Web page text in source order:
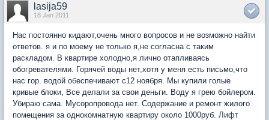
lasija59
18 Jan 2011
Нас постоянно кидают,очень много вопросов и не возможно найти
ответов. я и по моему не только я,не согласна с таким
раскладом. В квартире холодно,я лично отапливаясь
обогревателями. Горячей воды нет,хотя у меня есть письмо,что
нас гор. водой обеспечивают с12 ноября. Мы купили голые
кривые блоки, Все делали за свои деньги. Воду я грею бойлером.
Убираю сама. Мусоропровода нет. Содержание и ремонт жилого
помещения за однокомнатную квартиру около 1000руб. Лифт